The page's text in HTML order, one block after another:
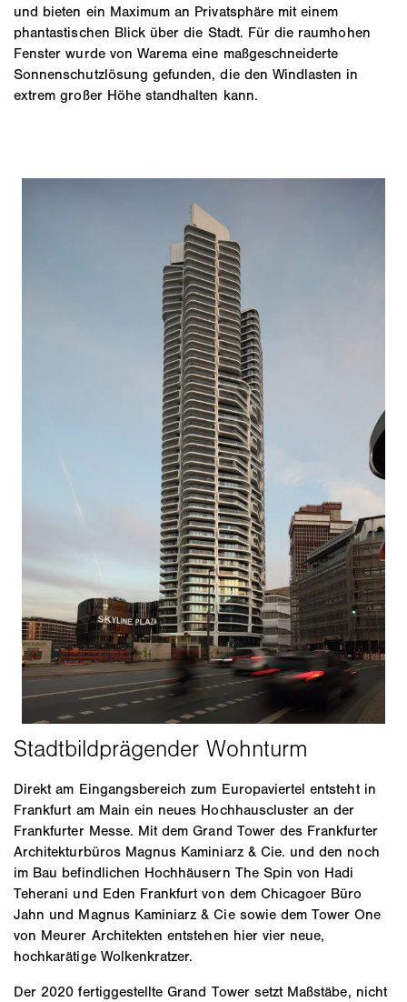
und bieten ein Maximum an Privatsphäre mit einem
phantastischen Blick über die Stadt. Für die raumhohen
Fenster wurde von Warema eine maßgeschneiderte
Sonnenschutzlösung gefunden, die den Windlasten in
extrem großer Höhe standhalten kann.
Direkt am Eingangsbereich zum Europaviertel entsteht in
Frankfurt am Main ein neues Hochhauscluster an der
Frankfurter Messe. Mit dem Grand Tower des Frankfurter
Architekturbüros Magnus Kaminiarz & Cie. und den noch
im Bau befindlichen Hochhäusern The Spin von Hadi
Teherani und Eden Frankfurt von dem Chicagoer Büro
Jahn und Magnus Kaminiarz & Cie sowie dem Tower One
von Meurer Architekten entstehen hier vier neue,
hochkarätige Wolkenkratzer.
Der 2020 fertiggestellte Grand Tower setzt Maßstäbe, nicht